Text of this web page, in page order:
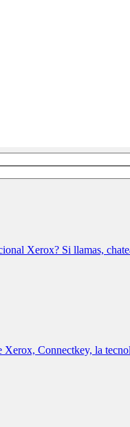
Xerox? Si llamas,
Xerox, Connectkey, la